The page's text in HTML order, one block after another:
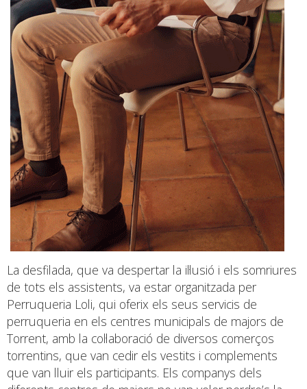
La desfilada, que va despertar la il·lusió i els somriures
de tots els assistents, va estar organitzada per
Perruqueria Loli, qui oferix els seus servicis de
perruqueria en els centres municipals de majors de
Torrent, amb la col·laboració de diversos comerços
torrentins, que van cedir els vestits i complements
que van lluir els participants. Els companys dels